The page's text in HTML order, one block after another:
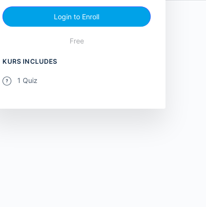
Login to Enroll
Free
KURS INCLUDES
1 Quiz